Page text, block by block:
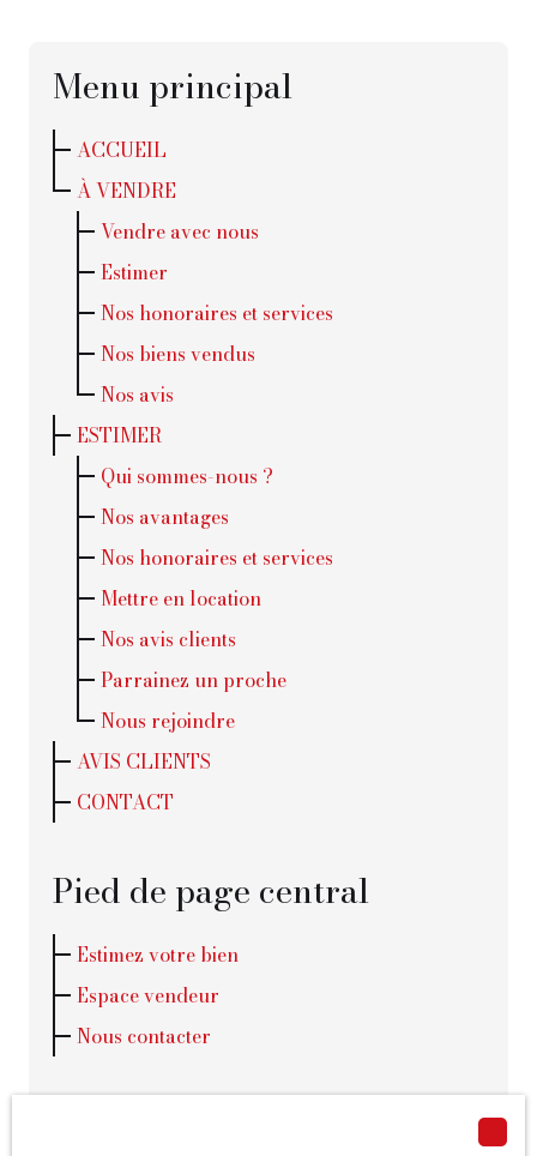
Menu principal
ACCUEIL
À VENDRE
Vendre avec nous
Estimer
Nos honoraires et services
Nos biens vendus
Nos avis
ESTIMER
Qui sommes-nous ?
Nos avantages
Nos honoraires et services
Mettre en location
Nos avis clients
Parrainez un proche
Nous rejoindre
AVIS CLIENTS
CONTACT
Pied de page central
Estimez votre bien
Espace vendeur
Nous contacter